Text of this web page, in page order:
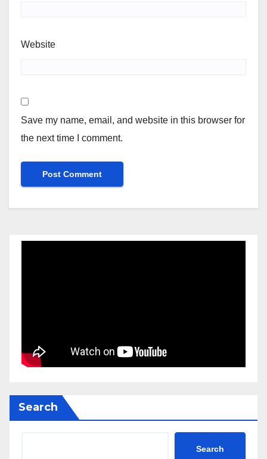
Website
Save my name, email, and website in this browser for
the next time I comment.
Search
Search